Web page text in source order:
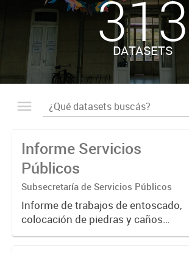
313
DATASETS
Informe Servicios
Públicos
Subsecretaría de Servicios Públicos
Informe de trabajos de entoscado,
colocación de piedras y caños
(zanjeo - cruce de calles) Informe